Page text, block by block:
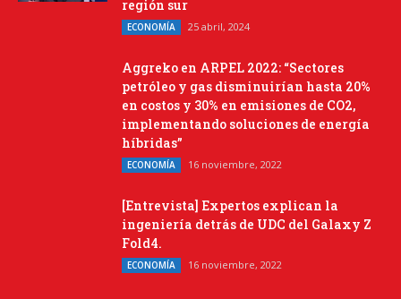
región sur
ECONOMÍA 25 abril, 2024
Aggreko en ARPEL 2022: “Sectores
petróleo y gas disminuirían hasta 20%
en costos y 30% en emisiones de CO2,
implementando soluciones de energía
híbridas”
ECONOMÍA 16 noviembre, 2022
[Entrevista] Expertos explican la
ingeniería detrás de UDC del Galaxy Z
Fold4.
ECONOMÍA 16 noviembre, 2022